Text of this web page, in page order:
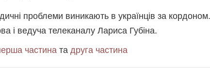
проблеми виникають в українців за
і ведуча телеканалу Лариса Губіна.
частина та друга частина